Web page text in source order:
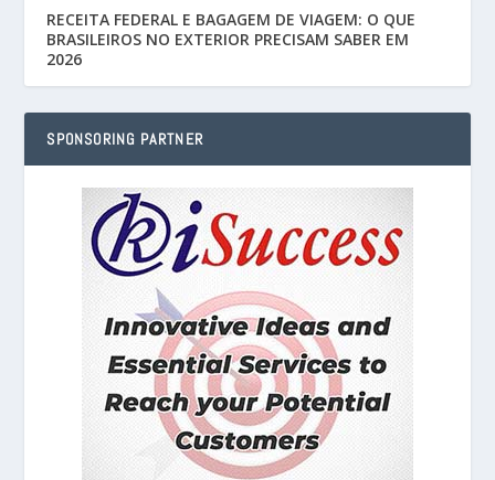
RECEITA FEDERAL E BAGAGEM DE VIAGEM: O QUE
BRASILEIROS NO EXTERIOR PRECISAM SABER EM
2026
SPONSORING PARTNER